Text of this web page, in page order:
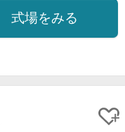
式場をみる